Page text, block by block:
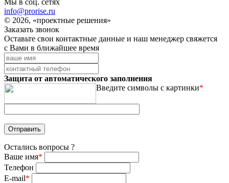
info@prorise.ru
© 2026, «проектные решения»
Заказать звонок
Оставьте свои контактные данные и наш менеджер свяжется
с Вами в ближайшее время
Защита от автоматического заполнения
Введите символы с картинки*
Остались вопросы ?
Ваше имя*
Телефон
E-mail*